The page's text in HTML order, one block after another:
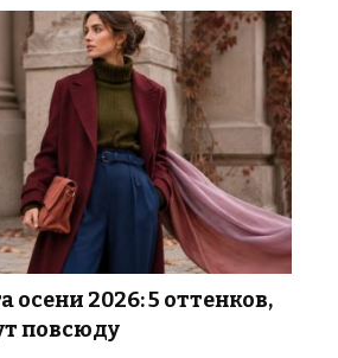
осени 2026: 5 оттенков,
повсюду